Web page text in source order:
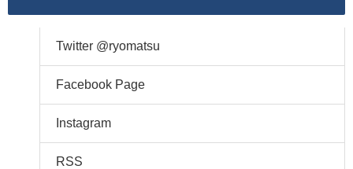
Twitter @ryomatsu
Facebook Page
Instagram
RSS